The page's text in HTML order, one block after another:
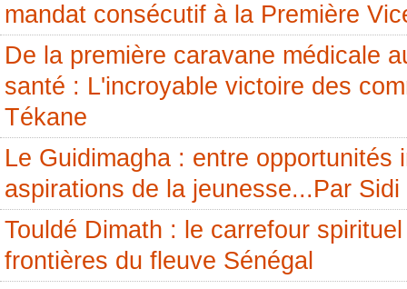
mandat consécutif à la Première
De la première caravane médicale
santé : L'incroyable victoire des
Tékane
Le Guidimagha : entre opportunités
aspirations de la jeunesse...Par
Touldé Dimath : le carrefour
frontières du fleuve Sénégal